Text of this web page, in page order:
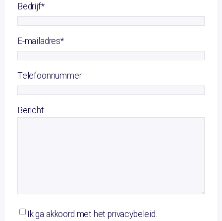
Bedrijf*
E-mailadres*
Telefoonnummer
Bericht
Ik ga akkoord met het privacybeleid.